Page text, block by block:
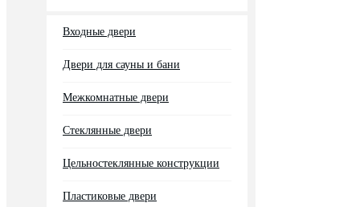
Входные двери
Двери для сауны и бани
Межкомнатные двери
Стеклянные двери
Цельностеклянные конструкции
Пластиковые двери